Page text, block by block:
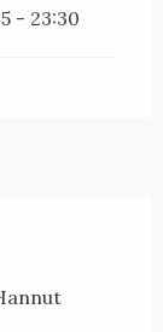
- 23:30